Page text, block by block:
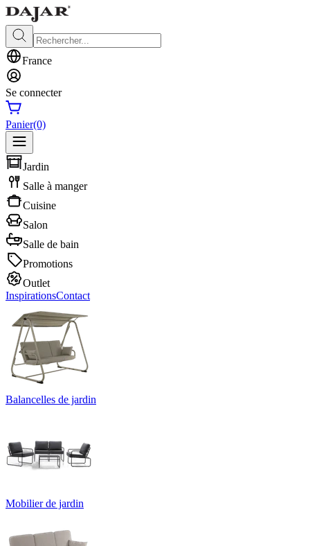
France
Se connecter
Panier(0)
Jardin
Salle à manger
Cuisine
Salon
Salle de bain
Promotions
Outlet
InspirationsContact
Balancelles de jardin
Mobilier de jardin